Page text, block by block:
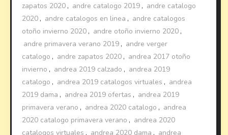
zapatos 2020 , andre catalogo 2019 , andre catalogo
2020 , andre catalogos en linea , andre catalogos
otoño invierno 2020 , andre otoño invierno 2020 ,
andre primavera verano 2019 , andre verger
catalogo , andre zapatos 2020 , andrea 2017 otoño
invierno , andrea 2019 calzado , andrea 2019
catalogo , andrea 2019 catalogos virtuales , andrea
2019 dama , andrea 2019 ofertas , andrea 2019
primavera verano , andrea 2020 catalogo , andrea
2020 catalogo primavera verano , andrea 2020
catalogos virtuales , andrea 2020 dama , andrea